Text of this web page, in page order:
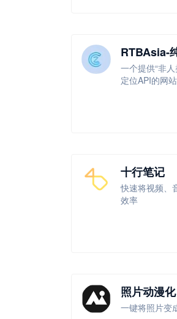
RTBAsia-
一个提供“非
定位API的网站
十行笔记
快速将视频、
效率
照片动漫化
一键将照片变